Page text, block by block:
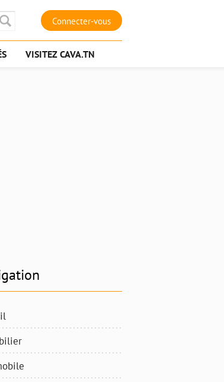
Connecter-vous
VISITEZ CAVA.TN